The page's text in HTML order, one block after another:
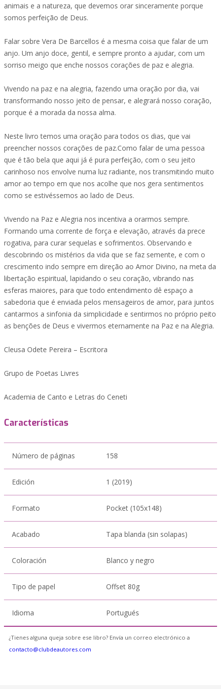
animais e a natureza, que devemos orar sinceramente porque
somos perfeição de Deus.
Falar sobre Vera De Barcellos é a mesma coisa que falar de um
anjo. Um anjo doce, gentil, e sempre pronto a ajudar, com um
sorriso meigo que enche nossos corações de paz e alegria.
Vivendo na paz e na alegria, fazendo uma oração por dia, vai
transformando nosso jeito de pensar, e alegrará nosso coração,
porque é a morada da nossa alma.
Neste livro temos uma oração para todos os dias, que vai
preencher nossos corações de paz.Como falar de uma pessoa
que é tão bela que aqui já é pura perfeição, com o seu jeito
carinhoso nos envolve numa luz radiante, nos transmitindo muito
amor ao tempo em que nos acolhe que nos gera sentimentos
como se estivéssemos ao lado de Deus.
Vivendo na Paz e Alegria nos incentiva a orarmos sempre.
Formando uma corrente de força e elevação, através da prece
rogativa, para curar sequelas e sofrimentos. Observando e
descobrindo os mistérios da vida que se faz semente, e com o
crescimento indo sempre em direção ao Amor Divino, na meta da
libertação espiritual, lapidando o seu coração, vibrando nas
esferas maiores, para que todo entendimento dê espaço a
sabedoria que é enviada pelos mensageiros de amor, para juntos
cantarmos a sinfonia da simplicidade e sentirmos no próprio peito
as benções de Deus e vivermos eternamente na Paz e na Alegria.
Cleusa Odete Pereira – Escritora
Grupo de Poetas Livres
Academia de Canto e Letras do Ceneti
Características
Número de páginas 158
Edición 1 (2019)
Formato Pocket (105x148)
Acabado Tapa blanda (sin solapas)
Coloración Blanco y negro
Tipo de papel Offset 80g
Idioma Portugués
¿Tienes alguna queja sobre ese libro? Envía un correo electrónico a
contacto@clubdeautores.com